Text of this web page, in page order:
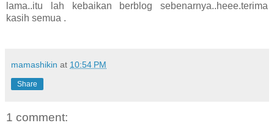
lama..itu lah kebaikan berblog sebenarnya..heee.terima
kasih semua .
mamashikin at 10:54 PM
Share
1 comment: